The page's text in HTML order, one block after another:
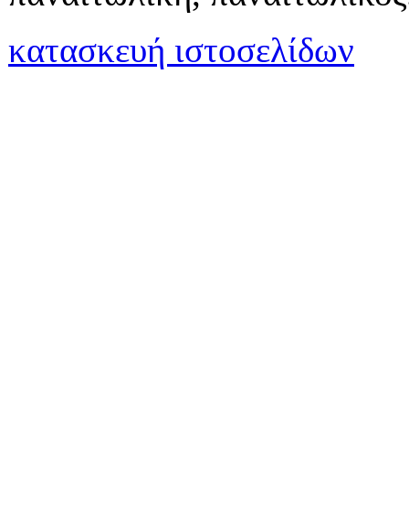
κατασκευή ιστοσελίδων